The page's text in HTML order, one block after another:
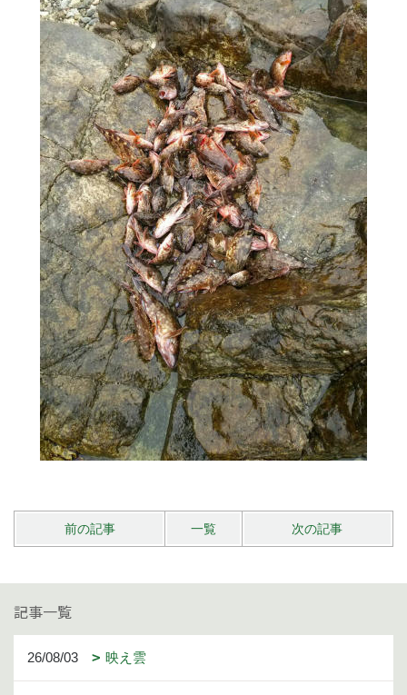
前の記事 一覧 次の記事
記事一覧
26/08/03 映え雲